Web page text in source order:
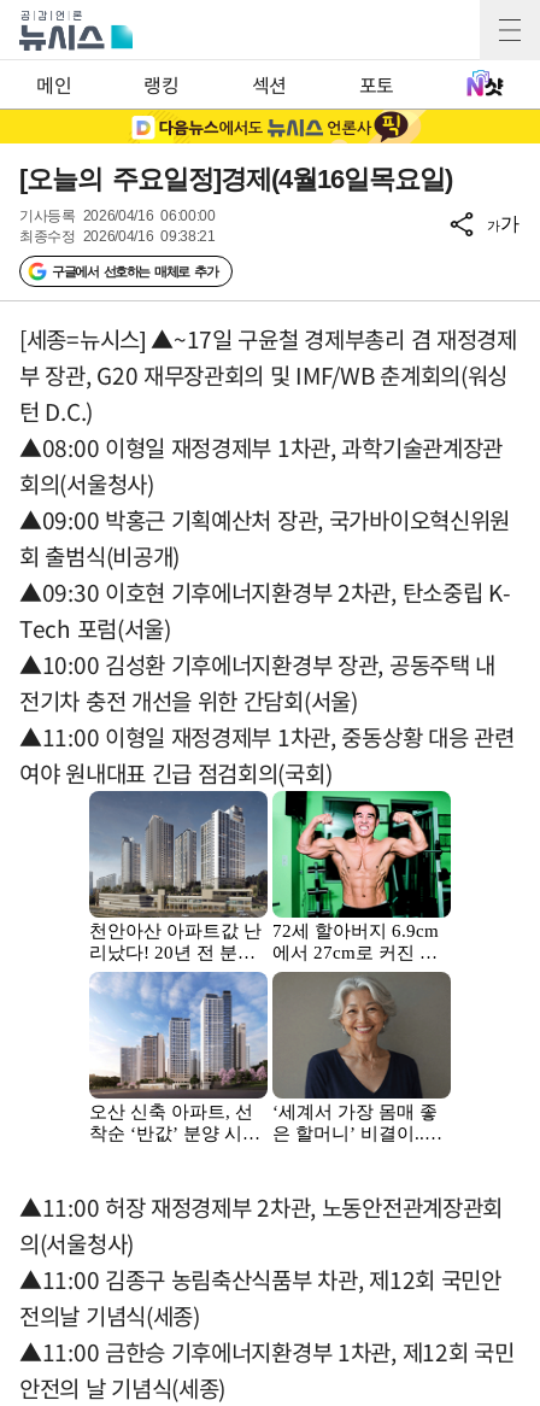
메인 랭킹 섹션 포토
[오늘의 주요일정]경제(4월16일목요일)
기사등록 2026/04/16 06:00:00
최종수정 2026/04/16 09:38:21
구글에서 선호하는 매체로 추가
가가
[세종=뉴시스] ▲~17일 구윤철 경제부총리 겸 재정경제
부 장관, G20 재무장관회의 및 IMF/WB 춘계회의(워싱
턴 D.C.)
▲08:00 이형일 재정경제부 1차관, 과학기술관계장관
회의(서울청사)
▲09:00 박홍근 기획예산처 장관, 국가바이오혁신위원
회 출범식(비공개)
▲09:30 이호현 기후에너지환경부 2차관, 탄소중립 K-
Tech 포럼(서울)
▲10:00 김성환 기후에너지환경부 장관, 공동주택 내
전기차 충전 개선을 위한 간담회(서울)
▲11:00 이형일 재정경제부 1차관, 중동상황 대응 관련
여야 원내대표 긴급 점검회의(국회)
▲11:00 허장 재정경제부 2차관, 노동안전관계장관회
의(서울청사)
▲11:00 김종구 농림축산식품부 차관, 제12회 국민안
전의날 기념식(세종)
▲11:00 금한승 기후에너지환경부 1차관, 제12회 국민
안전의 날 기념식(세종)